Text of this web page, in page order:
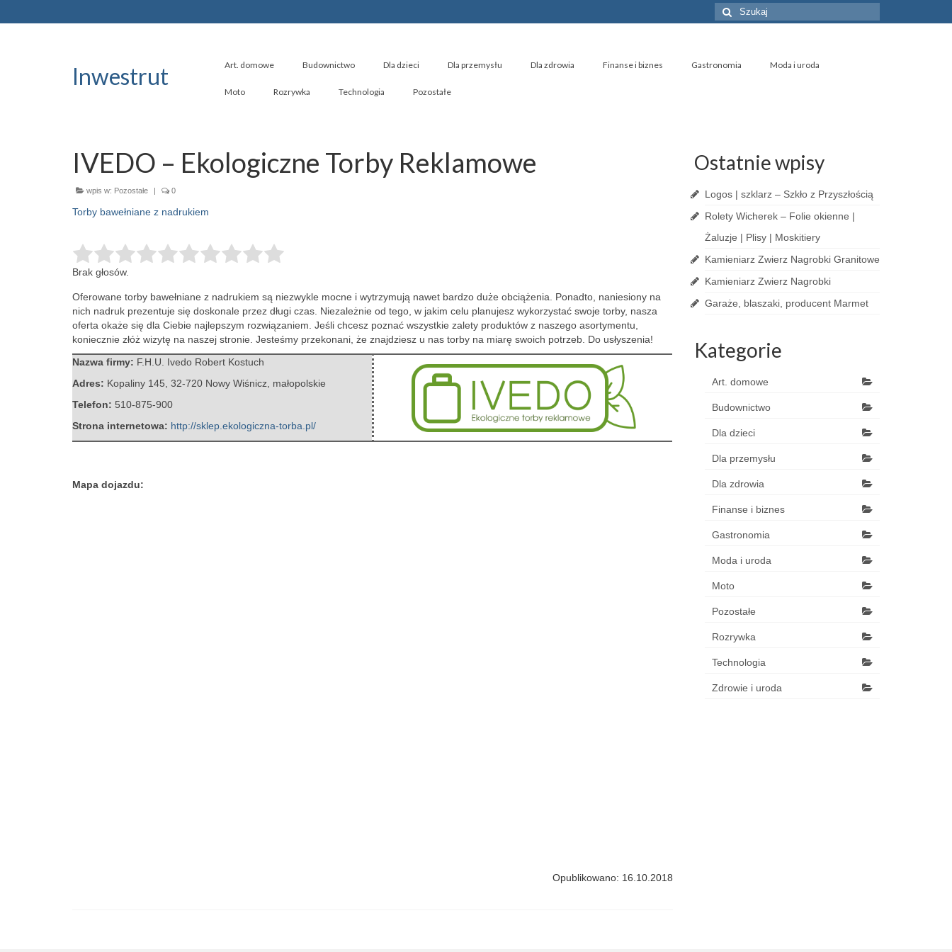
Szuklaj
w:
Inwestrut Art. domowe Budownictwo Dla dzieci Dla przemysłu Dla zdrowia Finanse i biznes Gastronomia Moda i uroda
Moto Rozrywka Technologia Pozostałe
IVEDO – Ekologiczne Torby Reklamowe
wpis w: Pozostałe | 0
Torby bawełniane z nadrukiem
Brak głosów.
Oferowane torby bawełniane z nadrukiem są niezwykle mocne i wytrzymują nawet bardzo duże obciążenia. Ponadto, naniesiony na
nich nadruk prezentuje się doskonale przez długi czas. Niezależnie od tego, w jakim celu planujesz wykorzystać swoje torby, nasza
oferta okaże się dla Ciebie najlepszym rozwiązaniem. Jeśli chcesz poznać wszystkie zalety produktów z naszego asortymentu,
koniecznie złóż wizytę na naszej stronie. Jesteśmy przekonani, że znajdziesz u nas torby na miarę swoich potrzeb. Do usłyszenia!
Nazwa firmy: F.H.U. Ivedo Robert Kostuch
Adres: Kopaliny 145 32-720 Nowy Wiśnicz małopolskie
Telefon: 510-875-900
Strona internetowa: http://sklep.ekologiczna-torba.pl/
Mapa dojazdu:
Opublikowano: 16.10.2018
Ostatnie wpisy
Logos | szklarz – Szkło z Przyszłością
Rolety Wicherek – Folie okienne |
Żaluzje | Plisy | Moskitiery
Kamieniarz Zwierz Nagrobki Granitowe
Kamieniarz Zwierz Nagrobki
Garaże, blaszaki, producent Marmet
Kategorie
Art. domowe
Budownictwo
Dla dzieci
Dla przemysłu
Dla zdrowia
Finanse i biznes
Gastronomia
Moda i uroda
Moto
Pozostałe
Rozrywka
Technologia
Zdrowie i uroda